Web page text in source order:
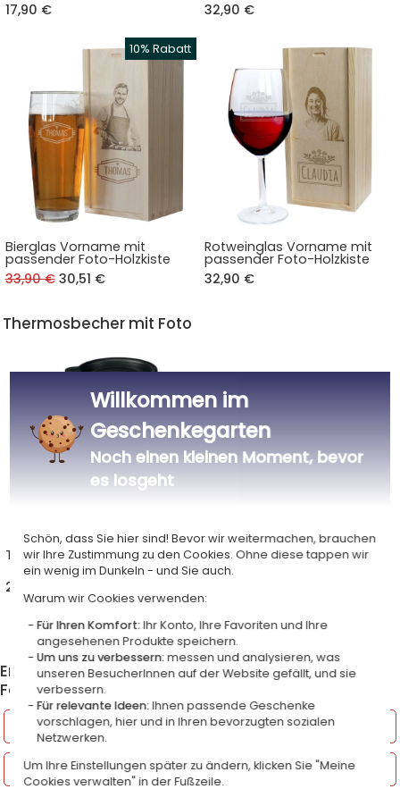
17,90 €
32,90 €
Bierglas Vorname mit
passender Foto-Holzkiste
33,90 €30,51 €
Rotweinglas Vorname mit
passender Foto-Holzkiste
32,90 €
Thermosbecher mit Foto
Thermostasse mit Foto
22,90 €
Entdecken Sie weitere Produkte aus der Kategorie
Fotogeschenke
Gravierte Fotogeschenke
Dekoration mit Foto
Willkommen im
Geschenkegarten
Noch einen kleinen Moment, bevor
es losgeht
Schön, dass Sie hier sind! Bevor wir weitermachen, brauchen
wir Ihre Zustimmung zu den Cookies. Ohne diese tappen wir
ein wenig im Dunkeln - und Sie auch.
Warum wir Cookies verwenden:
Für Ihren Komfort:Ihr Konto, Ihre Favoriten und Ihre
angesehenen Produkte speichern.
Um uns zu verbessern:messen und analysieren, was
unseren BesucherInnen auf der Website gefällt, und sie
verbessern.
Für relevante Ideen:Ihnen passende Geschenke
vorschlagen, hier und in Ihren bevorzugten sozialen
Netzwerken.
Um Ihre Einstellungen später zu ändern, klicken Sie "Meine
Cookies verwalten" in der Fußzeile.